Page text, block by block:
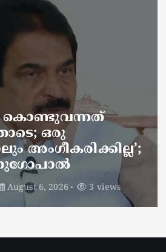
സര്‍ക്കാര്‍
കടിയേറ്റു;
കടിയേറ്റത്
August 6, 2026 2 views